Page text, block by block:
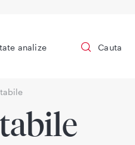
analize Cauta